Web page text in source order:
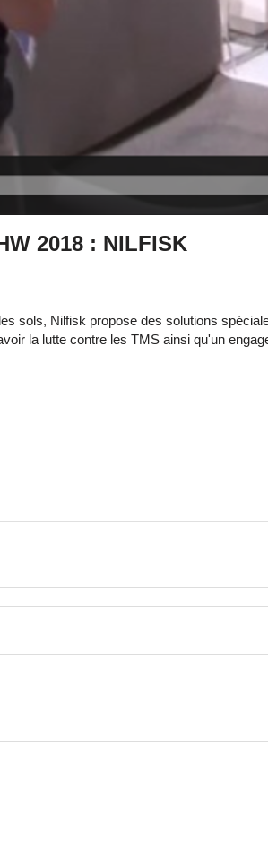
2018 : NILFISK
sols, Nilfisk propose des solutions
la lutte contre les TMS ainsi qu'un